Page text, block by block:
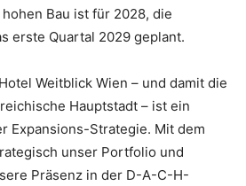
Bau ist für 2028, die
erste Quartal 2029 geplant.
Weitblick Wien – und damit die
Hauptstadt – ist ein
Expansions-Strategie. Mit dem
unser Portfolio und
Präsenz in der D-A-C-H-